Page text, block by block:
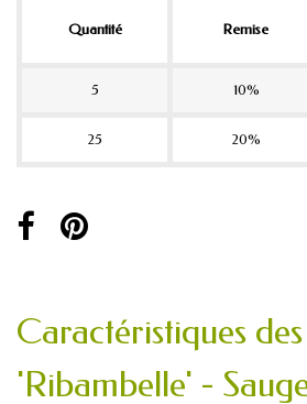
Quantité Remise
5 10%
25 20%
Caractéristiques
'Ribambelle' -